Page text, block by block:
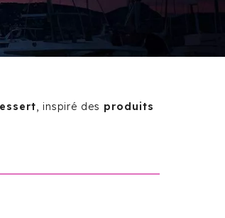
, inspiré des produits